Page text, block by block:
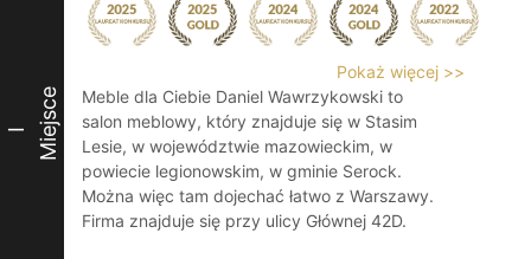
I Miejsce
Pokaż więcej >>
Meble dla Ciebie Daniel Wawrzykowski to
salon meblowy, który znajduje się w Stasim
Lesie, w województwie mazowieckim, w
powiecie legionowskim, w gminie Serock.
Można więc tam dojechać łatwo z Warszawy.
Firma znajduje się przy ulicy Głównej 42D.